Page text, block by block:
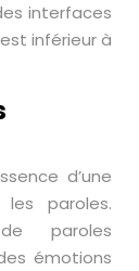
interfaces
inférieur à
d’une
les paroles.
paroles
émotions